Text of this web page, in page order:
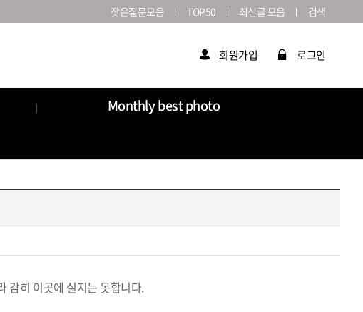
잦은질문모음 TOP50 최신글 모음 검색
회원가입 로그인
Monthly best photo
감히 이곳에 실지는 못합니다.